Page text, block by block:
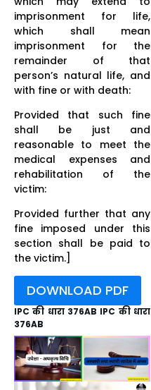
imprisonment for life,
which shall mean
imprisonment for the
remainder of that
person’s natural life, and
with fine or with death:
Provided that such fine
shall be just and
reasonable to meet the
medical expenses and
rehabilitation of the
victim:
Provided further that any
fine imposed under this
section shall be paid to
the victim.]
DOWNLOAD PDF
IPC की धारा 376AB IPC की धारा
376AB